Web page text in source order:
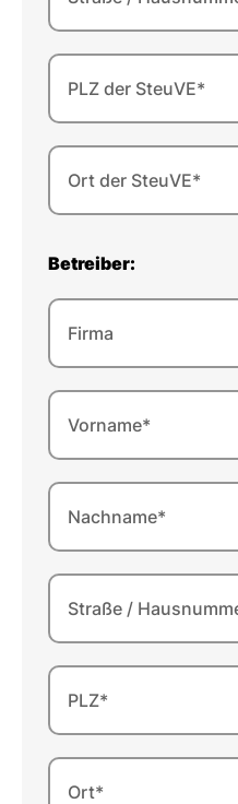
PLZ der SteuVE*
Ort der SteuVE*
Betreiber:
Firma
Vorname*
Nachname*
Straße /
PLZ*
Ort*